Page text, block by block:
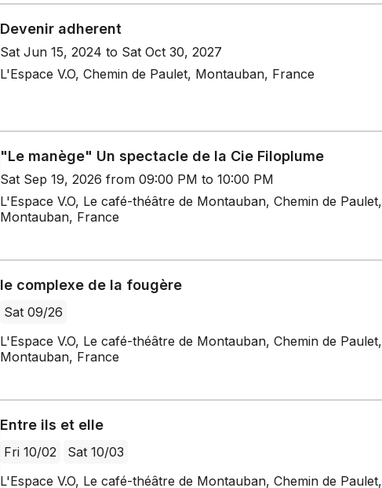
Devenir adherent
Sat Jun 15, 2024 to Sat Oct 30, 2027
L'Espace V.O, Chemin de Paulet, Montauban, France
"Le manège" Un spectacle de la Cie Filoplume
Sat Sep 19, 2026 from 09:00 PM to 10:00 PM
L'Espace V.O, Le café-théâtre de Montauban, Chemin de Paulet,
Montauban, France
le complexe de la fougère
Sat 09/26
L'Espace V.O, Le café-théâtre de Montauban, Chemin de Paulet,
Montauban, France
Entre ils et elle
Fri 10/02
Sat 10/03
L'Espace V.O, Le café-théâtre de Montauban, Chemin de Paulet,